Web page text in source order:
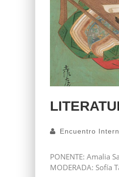
Encuentro
PONENTE: Amalia
MODERADA: Sofía